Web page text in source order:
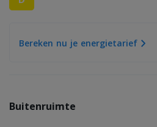
Bereken nu je energietarief
Buitenruimte